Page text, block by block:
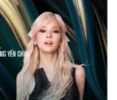
Việt Nam